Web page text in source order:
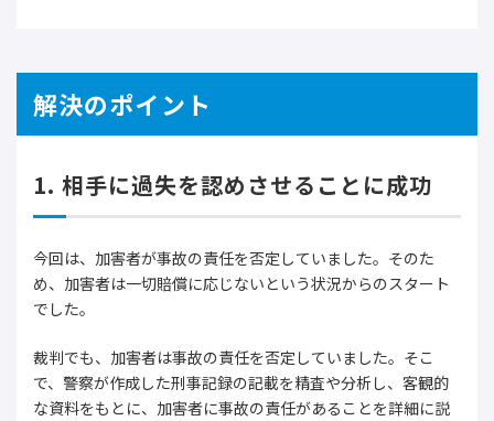
解決のポイント
1. 相手に過失を認めさせることに成功
今回は、加害者が事故の責任を否定していました。そのた
め、加害者は一切賠償に応じないという状況からのスタート
でした。
裁判でも、加害者は事故の責任を否定していました。そこ
で、警察が作成した刑事記録の記載を精査や分析し、客観的
な資料をもとに、加害者に事故の責任があることを詳細に説